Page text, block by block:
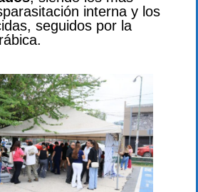
interna y los
seguidos por la